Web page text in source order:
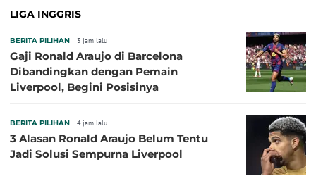
LIGA INGGRIS
BERITA PILIHAN 3 jam lalu
Gaji Ronald Araujo di Barcelona
Dibandingkan dengan Pemain
Liverpool, Begini Posisinya
BERITA PILIHAN 4 jam lalu
3 Alasan Ronald Araujo Belum Tentu
Jadi Solusi Sempurna Liverpool